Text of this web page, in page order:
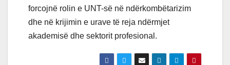
forcojnë rolin e UNT-së në ndërkombëtarizim
dhe në krijimin e urave të reja ndërmjet
akademisë dhe sektorit profesional.